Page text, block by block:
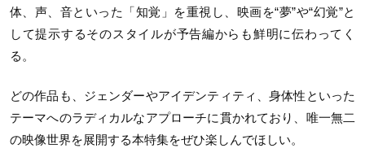
体、声、音といった「知覚」を重視し、映画を“夢”や“幻覚”と
して提示するそのスタイルが予告編からも鮮明に伝わってく
る。
どの作品も、ジェンダーやアイデンティティ、身体性といった
テーマへのラディカルなアプローチに貫かれており、唯一無二
の映像世界を展開する本特集をぜひ楽しんでほしい。